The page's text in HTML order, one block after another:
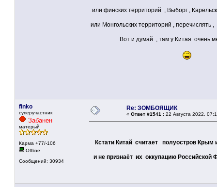
или финских территорий , Выборг ,
или Монгольских территорий , перечислять ,
Вот и думай , там у Китая очень
finko
суперучастник
Забанен
матерый
Карма +77/-106
Offline
Сообщений: 30934
Re: ЗОМБОЯЩИК
« Ответ #1541 : 22 Августа 2022,
Кстати Китай считает полуостров Крым
и не признаёт их оккупацию Российской